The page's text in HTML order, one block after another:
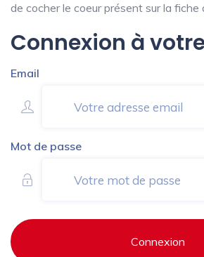
de cocher le coeur présent sur la fiche
Connexion à
Email
Mot de passe
Connexion